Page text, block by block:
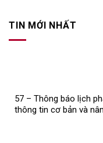
TIN MỚI NHẤT
57 – Thông báo lịch
thông tin cơ bản và